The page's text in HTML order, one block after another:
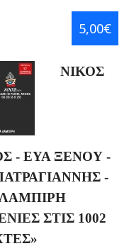
5,00€
ΝΙΚΟΣ
- ΕΥΑ ΞΕΝΟΥ -
-
ΣΤΙΣ 1002
»